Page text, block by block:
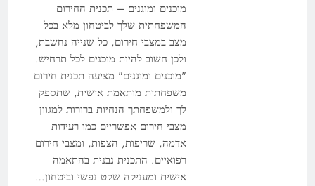
מוכנים ומוגנים – תכנית החירום
המשפחתית שלך לביטחון מלא בכל
מצב במצבי חירום, כל שנייה נחשבת,
ולכן חשוב להיות מוכנים לכל תרחיש.
"מוכנים ומוגנים" מציעה תכנית חירום
משפחתית מותאמת אישית, שתספק
לך ולמשפחתך הנחיות ברורות למגוון
מצבי חירום אפשריים כמו רעידות
אדמה, שריפות, הצפות, ומצבי חירום
רפואיים. התכנית נבנית בהתאמה
אישית ומעניקה שקט נפשי וביטחון…